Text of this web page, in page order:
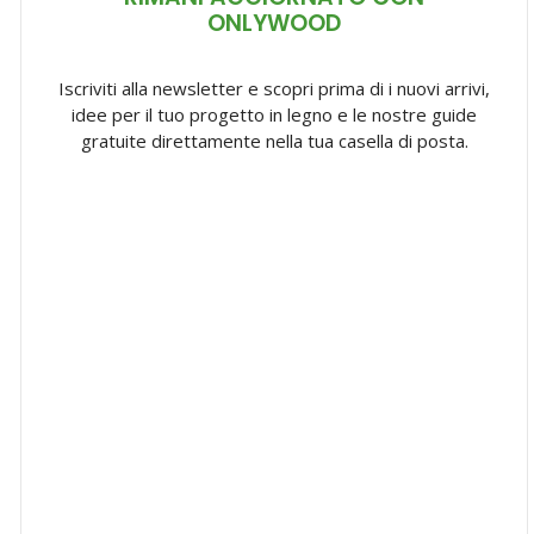
ONLYWOOD
Iscriviti alla newsletter e scopri prima di i nuovi arrivi,
idee per il tuo progetto in legno e le nostre guide
gratuite direttamente nella tua casella di posta.